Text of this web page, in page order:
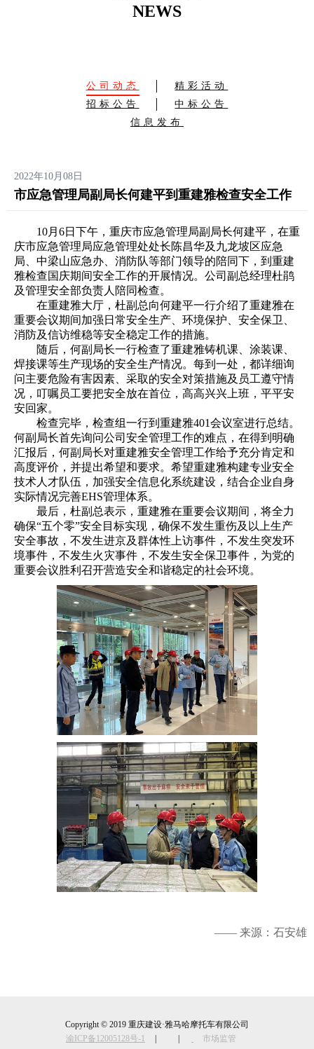
NEWS
公司动态
精彩活动
招标公告
中标公告
信息发布
2022年10月08日
市应急管理局副局长何建平到重建雅检查安全工作
10月6日下午，重庆市应急管理局副局长何建平，在重
庆市应急管理局应急管理处处长陈昌华及九龙坡区应急
局、中梁山应急办、消防队等部门领导的陪同下，到重建
雅检查国庆期间安全工作的开展情况。公司副总经理杜鹃
及管理安全部负责人陪同检查。
在重建雅大厅，杜副总向何建平一行介绍了重建雅在
重要会议期间加强日常安全生产、环境保护、安全保卫、
消防及信访维稳等安全稳定工作的措施。
随后，何副局长一行检查了重建雅铸机课、涂装课、
焊接课等生产现场的安全生产情况。每到一处，都详细询
问主要危险有害因素、采取的安全对策措施及员工遵守情
况，叮嘱员工要把安全放在首位，高高兴兴上班，平平安
安回家。
检查完毕，检查组一行到重建雅401会议室进行总结。
何副局长首先询问公司安全管理工作的难点，在得到明确
汇报后，何副局长对重建雅安全管理工作给予充分肯定和
高度评价，并提出希望和要求。希望重建雅构建专业安全
技术人才队伍，加强安全信息化系统建设，结合企业自身
实际情况完善EHS管理体系。
最后，杜副总表示，重建雅在重要会议期间，将全力
确保“五个零”安全目标实现，确保不发生重伤及以上生产
安全事故，不发生进京及群体性上访事件，不发生突发环
境事件，不发生火灾事件，不发生安全保卫事件，为党的
重要会议胜利召开营造安全和谐稳定的社会环境。
—— 来源：石安雄
Copyright © 2019 重庆建设·雅马哈摩托车有限公司
渝ICP备12005128号-1
市场监管